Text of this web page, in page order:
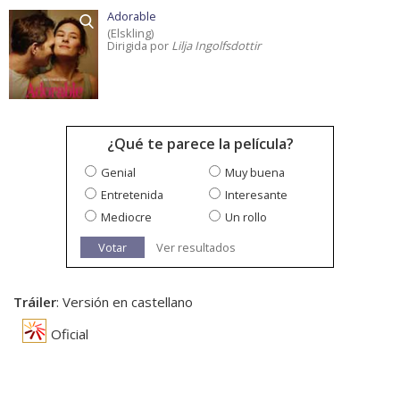
Adorable
(Elskling)
Dirigida por Lilja Ingolfsdottir
¿Qué te parece la película?
Genial
Muy buena
Entretenida
Interesante
Mediocre
Un rollo
Votar
Ver resultados
Tráiler: Versión en castellano
Oficial